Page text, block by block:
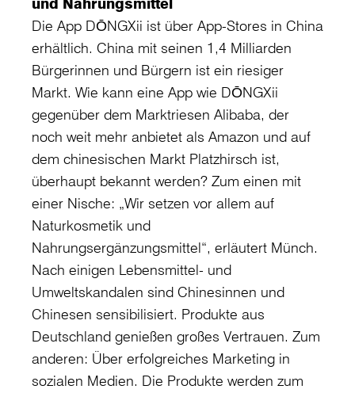
Die App DŌNGXii ist über App-Stores in China
erhältlich. China mit seinen 1,4 Milliarden
Bürgerinnen und Bürgern ist ein riesiger
Markt. Wie kann eine App wie DŌNGXii
gegenüber dem Marktriesen Alibaba, der
noch weit mehr anbietet als Amazon und auf
dem chinesischen Markt Platzhirsch ist,
überhaupt bekannt werden? Zum einen mit
einer Nische: „Wir setzen vor allem auf
Naturkosmetik und
Nahrungsergänzungsmittel“, erläutert Münch.
Nach einigen Lebensmittel- und
Umweltskandalen sind Chinesinnen und
Chinesen sensibilisiert. Produkte aus
Deutschland genießen großes Vertrauen. Zum
anderen: Über erfolgreiches Marketing in
sozialen Medien. Die Produkte werden zum